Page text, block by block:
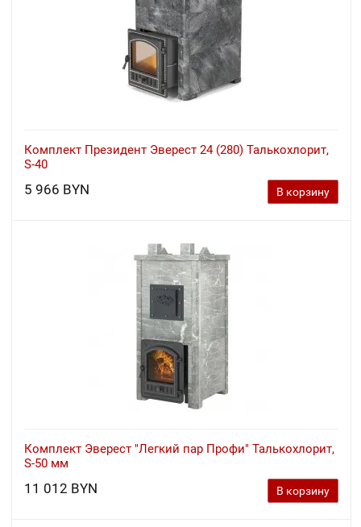
Комплект Президент Эверест 24 (280) Талькохлорит,
S-40
5 966 BYN В корзину
Комплект Эверест "Легкий пар Профи" Талькохлорит,
S-50 мм
11 012 BYN В корзину